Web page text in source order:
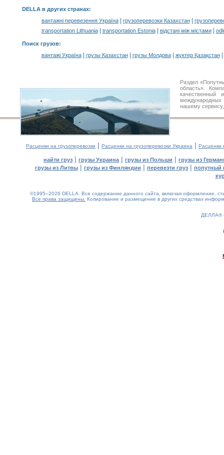
DELLA в других странах:
вантажні перевезення Україна| грузоперевозки Казахстан|
transportation Lithuania| transportation Estonia| відстані між містами|
Поиск грузов:
вантажі Україна| грузы Казахстан| грузы Молдова| жүктер Қазақстан|
Раздел
область».
международных
нашему
Расценки на грузоперевозки | Расценки на грузоперевозки Украина | Расценки
найти груз | грузы Украина | грузы из Польши | грузы из
грузы из Литвы | грузы из Финляндии | перевезти груз | попутный
©1995–2026 DELLA. Все содержание данного сайта, включая оформление,
Все права защищены. Копирование и размещение в других средствах